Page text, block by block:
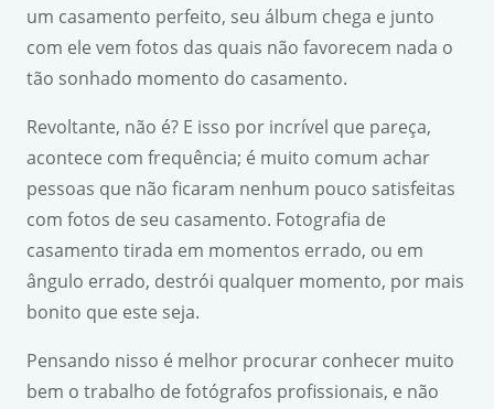
um casamento perfeito, seu álbum chega e junto
com ele vem fotos das quais não favorecem nada o
tão sonhado momento do casamento.
Revoltante, não é? E isso por incrível que pareça,
acontece com frequência; é muito comum achar
pessoas que não ficaram nenhum pouco satisfeitas
com fotos de seu casamento. Fotografia de
casamento tirada em momentos errado, ou em
ângulo errado, destrói qualquer momento, por mais
bonito que este seja.
Pensando nisso é melhor procurar conhecer muito
bem o trabalho de fotógrafos profissionais, e não